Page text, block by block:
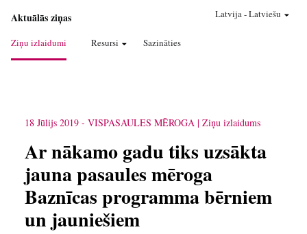
Aktuālās ziņas
Ziņu izlaidumi Resursi Sazināties
Latvija-Latviešu
18 Jūlijs 2019 - VISPASAULES MĒROGA Ziņu izlaidums
Ar nākamo gadu tiks uzsākta
jauna pasaules mēroga
Baznīcas programma bērniem
un jauniešiem